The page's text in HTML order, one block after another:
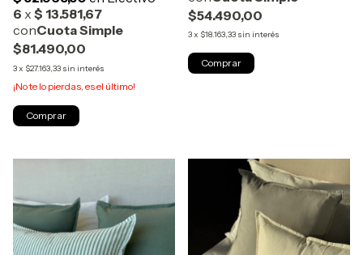
$81.490,00
3x $27.163,33 sin interés
¡No te lo pierdas, es el último!
Comprar
$54.490,00
3x $18.163,33 sin interés
Comprar